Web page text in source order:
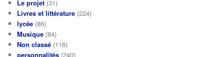
Le projet (31)
Livres et littérature (224)
lycée (86)
Musique (84)
Non classé (116)
personnalités (240)